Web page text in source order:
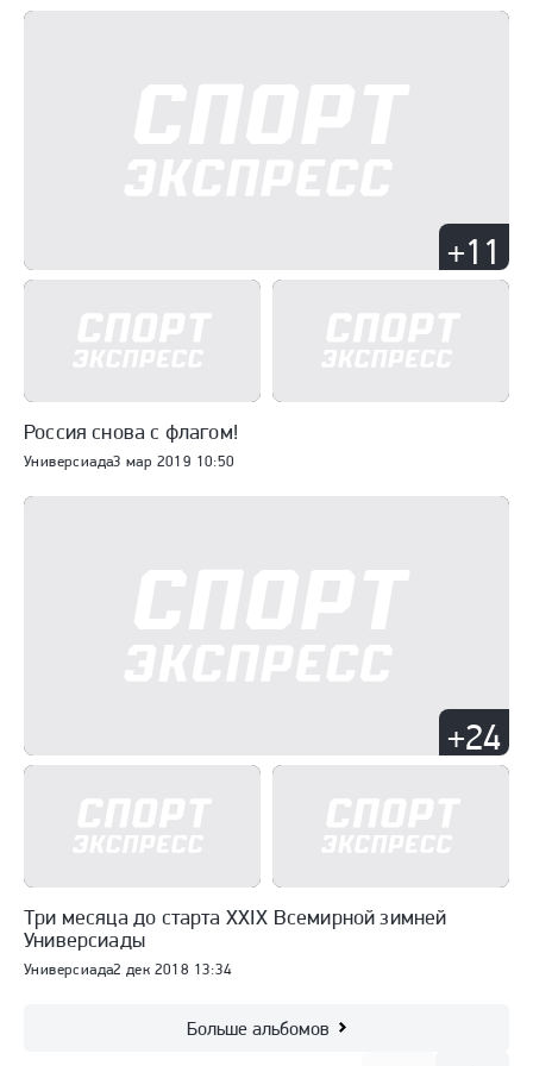
+11
Россия снова с флагом!
Универсиада3 мар 2019 10:50
+24
Три месяца до старта ХХIХ Всемирной зимней
Универсиады
Универсиада2 дек 2018 13:34
Больше альбомов